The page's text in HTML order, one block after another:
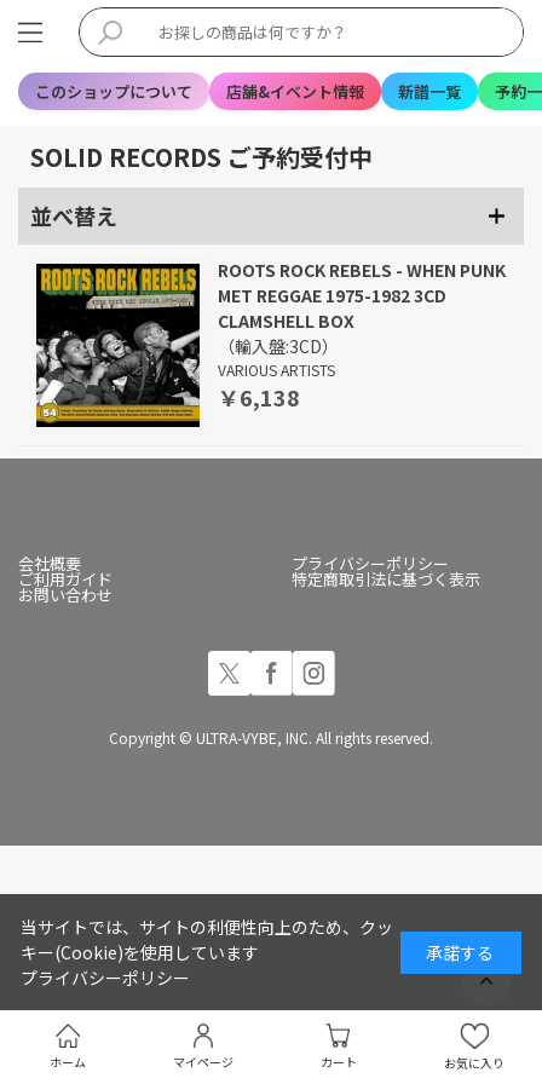
このショップについて 店舗&イベント情報 新譜一覧 予約
ホーム マイページ カート お気に入り
SOLID RECORDS ご予約受付中
並べ替え
ROOTS ROCK REBELS - WHEN PUNK
MET REGGAE 1975-1982 3CD
CLAMSHELL BOX
（輸入盤:3CD）
VARIOUS ARTISTS
￥6,138
会社概要 プライバシーポリシー
ご利用ガイド 特定商取引法に基づく表示
お問い合わせ
Copyright © ULTRA-VYBE, INC. All rights reserved.
当サイトでは、サイトの利便性向上のため、クッ
キー(Cookie)を使用しています
プライバシーポリシー
承諾する